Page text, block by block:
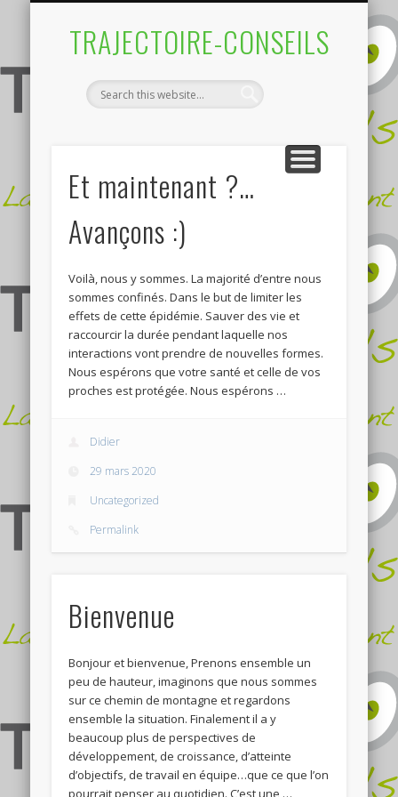
TRAJECTOIRE-CONSEILS
Et maintenant ?…
Avançons :)
Voilà, nous y sommes. La majorité d’entre nous
sommes confinés. Dans le but de limiter les
effets de cette épidémie. Sauver des vie et
raccourcir la durée pendant laquelle nos
interactions vont prendre de nouvelles formes.
Nous espérons que votre santé et celle de vos
proches est protégée. Nous espérons …
Didier
29 mars 2020
Uncategorized
Permalink
Bienvenue
Bonjour et bienvenue, Prenons ensemble un
peu de hauteur, imaginons que nous sommes
sur ce chemin de montagne et regardons
ensemble la situation. Finalement il a y
beaucoup plus de perspectives de
développement, de croissance, d’atteinte
d’objectifs, de travail en équipe…que ce que l’on
pourrait penser au quotidien. C’est une …